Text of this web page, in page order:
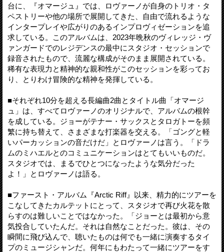
台に、『オマージュ』では、ロヴァーノが自身のトリオ・タ
ペストリーや他の場所で展開してきた、自由で流れるような
インタープレイや広がりのあるインプロヴィゼーションを追
求している。このアルバムは、2023年晩秋のヴィレッジ・ヴ
ァンガードでのレジデンスの最中にスタジオ・セッションで
録音されたもので、流麗な構成がそのまま展開されている。
稀有な表現力と精神的な親和性がこのセッションを彩ってお
り、とりわけ冒険的な精神を発揮している。
■それぞれ10分を超える長編曲2曲とタイトル曲「オマージ
ュ」は、すべてロヴァーノのオリジナルで、アルバムの根幹
を成している。ジョーがテナー・サックスとタロガトーを頻
繁に持ち替えて、さまざまな打楽器を交える。「ゴングと軽
いパーカッションの音だけだ」とロヴァーノは言う。「ドラ
ムのミハエルとのコミュニケーションはとてもいいものだ。
スタジオでは、まるでひとつになったような気分だった
よ！」とロヴァーノは語る。
■ファースト・アルバム『Arctic Riff』以来、精力的にツアーを
こなしてきたカルテットにとって、スタジオで再び火花を散
らすのは難しいことではなかった。「ジョーとは最初から意
気投合していたんだ。それは自然なことだった。彼は、その
瞬間に飛び込んで、聴いたものは何でも一緒に演奏するタイ
プのミュージシャンだ。何年にもわたって一緒にツアーをす